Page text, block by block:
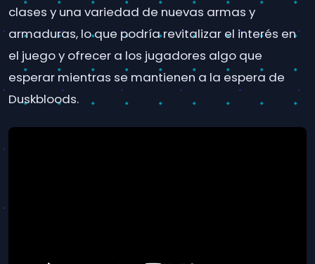
clases y una variedad de nuevas armas y
armaduras, lo que podría revitalizar el interés en
el juego y ofrecer a los jugadores algo que
esperar mientras se mantienen a la espera de
Duskbloods.